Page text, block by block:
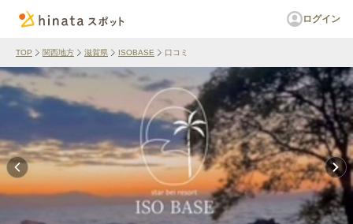
ログイン
TOP 関西地方 滋賀県 ISOBASE 口コミ